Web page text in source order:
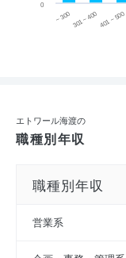
~ 300 301 ~ 400 401 ~ 500
0
エトワール海渡の
職種別年収
職種別年収
営業系